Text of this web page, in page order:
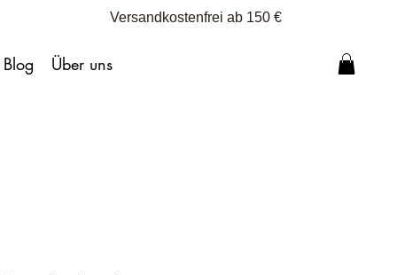
Versandkostenfrei ab 150 €
Über uns